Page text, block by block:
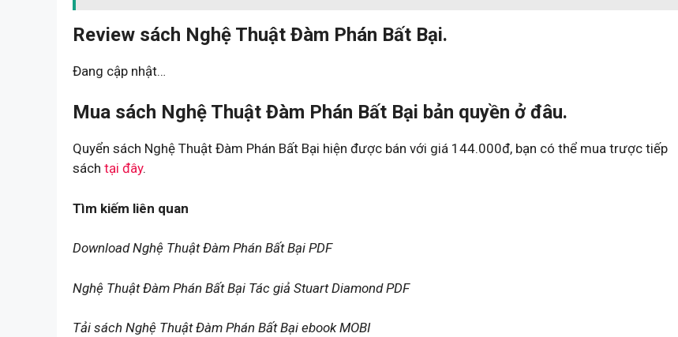
Review sách Nghệ Thuật Đàm Phán Bất Bại.
Đang cập nhật…
Mua sách Nghệ Thuật Đàm Phán Bất Bại bản quyền ở đâu.
Quyển sách Nghệ Thuật Đàm Phán Bất Bại hiện được bán với giá 144.000đ, bạn có thể mua trược tiếp
sách tại đây.
Tìm kiếm liên quan
Download Nghệ Thuật Đàm Phán Bất Bại PDF
Nghệ Thuật Đàm Phán Bất Bại Tác giả Stuart Diamond PDF
Tải sách Nghệ Thuật Đàm Phán Bất Bại ebook MOBI